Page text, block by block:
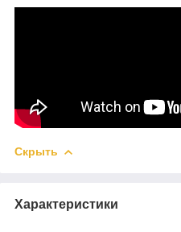
Скрыть
Характеристики